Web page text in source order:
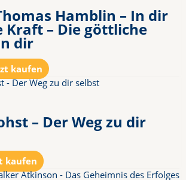
Hamblin – In dir
Kraft – Die göttliche
dir
kaufen
– Der Weg zu dir
kaufen